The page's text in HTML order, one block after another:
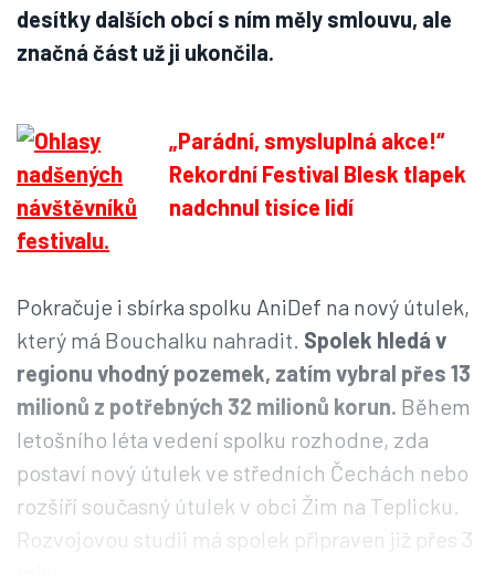
desítky dalších obcí s ním měly smlouvu, ale
značná část už ji ukončila.
„Parádní, smysluplná akce!“
Rekordní Festival Blesk tlapek
nadchnul tisíce lidí
Pokračuje i sbírka spolku AniDef na nový útulek,
který má Bouchalku nahradit. Spolek hledá v
regionu vhodný pozemek, zatím vybral přes 13
milionů z potřebných 32 milionů korun. Během
letošního léta vedení spolku rozhodne, zda
postaví nový útulek ve středních Čechách nebo
rozšíří současný útulek v obci Žim na Teplicku.
Rozvojovou studii má spolek připraven již přes 3